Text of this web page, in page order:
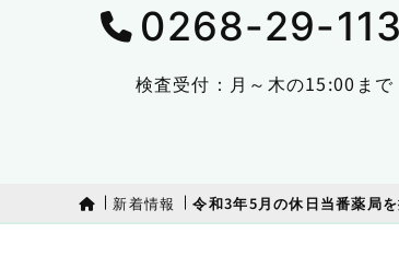
0268-29-
検査受付：月～木の15:00まで
新着情報 令和3年5月の休日当番薬局